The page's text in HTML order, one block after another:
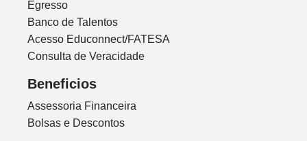
Egresso
Banco de Talentos
Acesso Educonnect/FATESA
Consulta de Veracidade
Beneficios
Assessoria Financeira
Bolsas e Descontos